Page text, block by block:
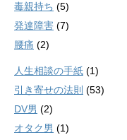
毒親持ち (5)
発達障害 (7)
腰痛 (2)
人生相談の手紙 (1)
引き寄せの法則 (53)
DV男 (2)
オタク男 (1)